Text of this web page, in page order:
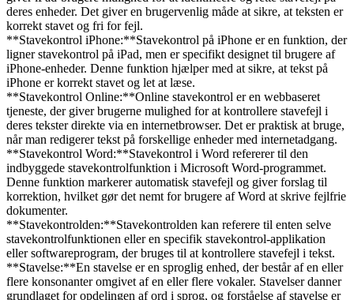
deres enheder. Det giver en brugervenlig måde at sikre, at teksten er
korrekt stavet og fri for fejl.
**Stavekontrol iPhone:**Stavekontrol på iPhone er en funktion, der
ligner stavekontrol på iPad, men er specifikt designet til brugere af
iPhone-enheder. Denne funktion hjælper med at sikre, at tekst på
iPhone er korrekt stavet og let at læse.
**Stavekontrol Online:**Online stavekontrol er en webbaseret
tjeneste, der giver brugerne mulighed for at kontrollere stavefejl i
deres tekster direkte via en internetbrowser. Det er praktisk at bruge,
når man redigerer tekst på forskellige enheder med internetadgang.
**Stavekontrol Word:**Stavekontrol i Word refererer til den
indbyggede stavekontrolfunktion i Microsoft Word-programmet.
Denne funktion markerer automatisk stavefejl og giver forslag til
korrektion, hvilket gør det nemt for brugere af Word at skrive fejlfrie
dokumenter.
**Stavekontrolden:**Stavekontrolden kan referere til enten selve
stavekontrolfunktionen eller en specifik stavekontrol-applikation
eller softwareprogram, der bruges til at kontrollere stavefejl i tekst.
**Stavelse:**En stavelse er en sproglig enhed, der består af en eller
flere konsonanter omgivet af en eller flere vokaler. Stavelser danner
grundlaget for opdelingen af ord i sprog, og forståelse af stavelse er